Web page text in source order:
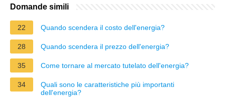
Domande simili
22 Quando scendera il costo dell'energia?
28 Quando scendera il prezzo dell'energia?
35 Come tornare al mercato tutelato dell'energia?
34
Quali sono le caratteristiche più importanti
dell'energia?